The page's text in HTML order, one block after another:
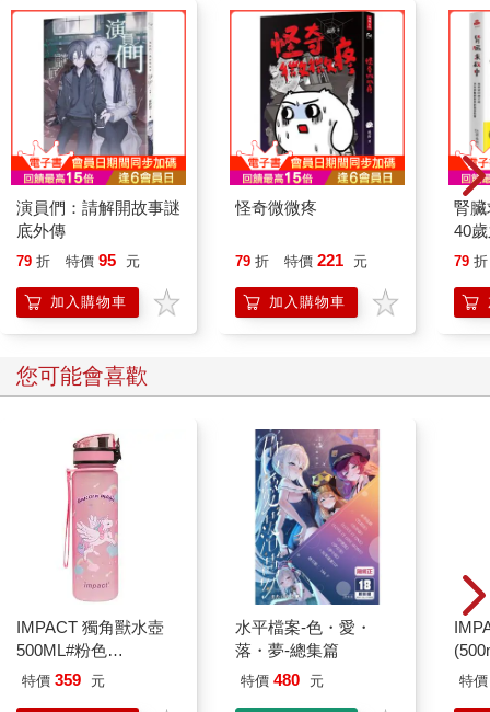
演員們：請解開故事謎
底外傳
79 折 特價 95 元
加入購物車
怪奇微微疼
79 折 特價 221 元
加入購物車
腎
40
就
79 折
您可能會喜歡
IMPACT 獨角獸水壺
500ML#粉色
IM00B11PK
特價 359 元
水平檔案-色・愛・
落・夢-總集篇
特價 480 元 特價